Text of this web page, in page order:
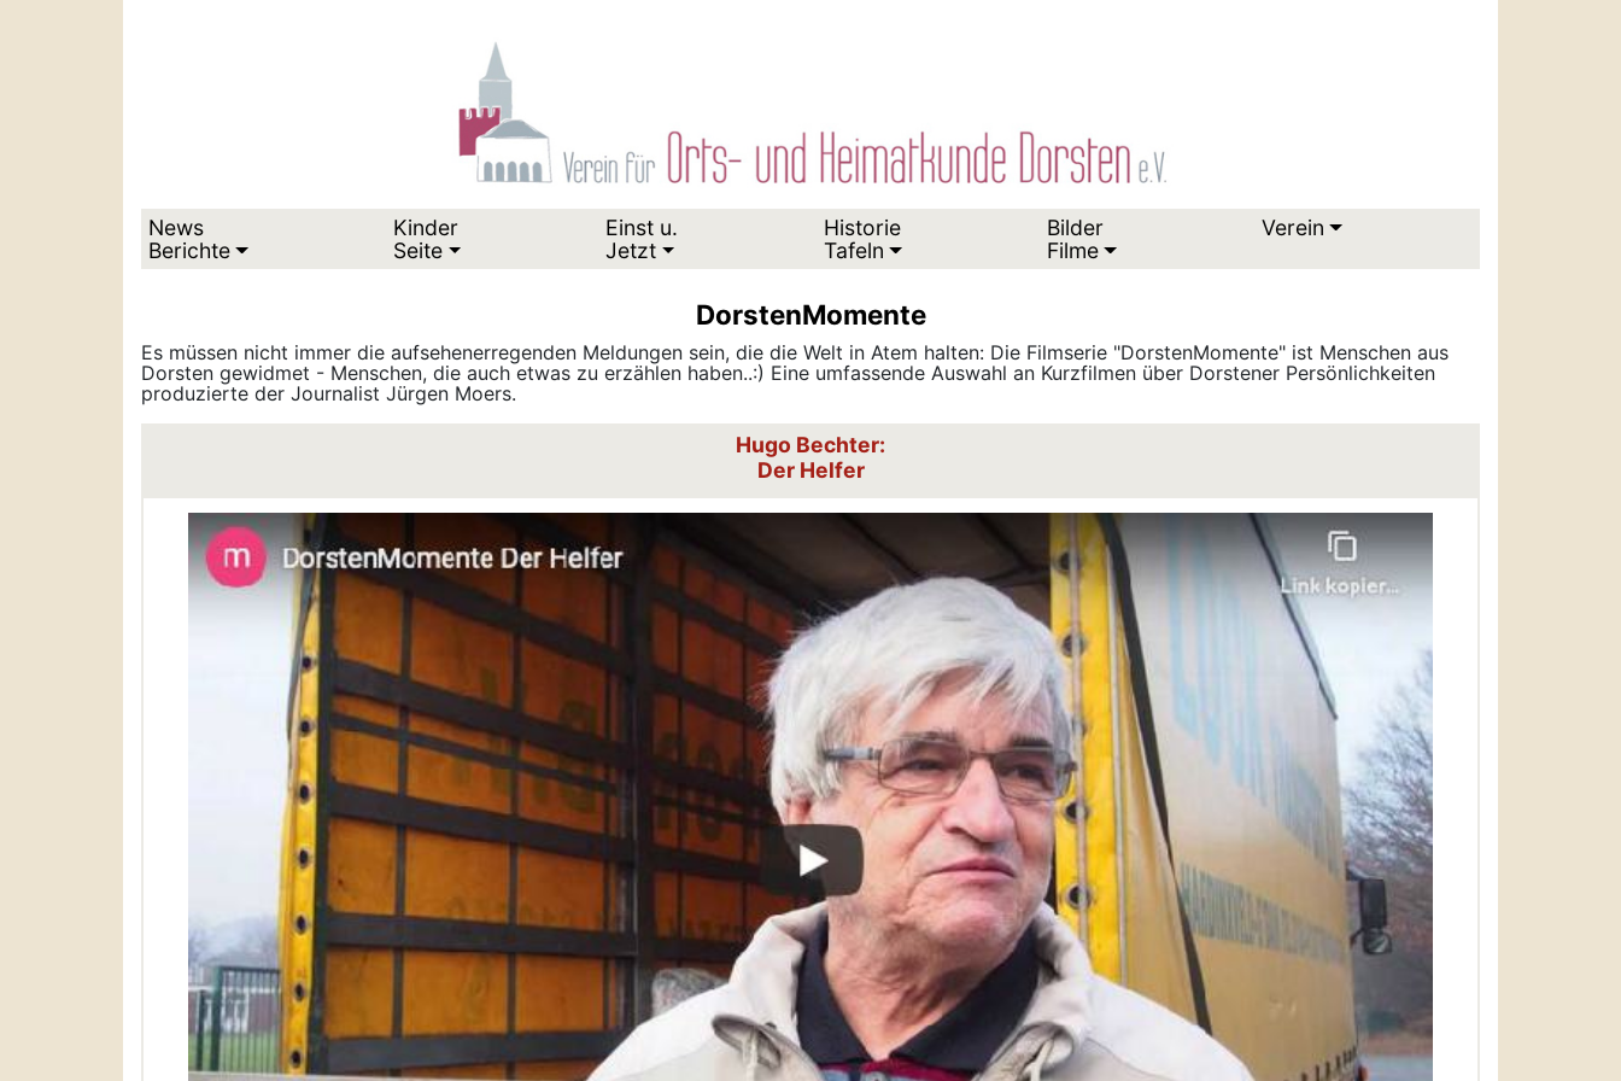
News
Berichte
Kinder
Seite
Einst u.
Jetzt
Historie
Tafeln
Bilder
Filme
Verein
DorstenMomente
Es müssen nicht immer die aufsehenerregenden Meldungen sein, die die Welt in Atem halten: Die Filmserie "DorstenMomente" ist Menschen aus
Dorsten gewidmet - Menschen, die auch etwas zu erzählen haben..:) Eine umfassende Auswahl an Kurzfilmen über Dorstener Persönlichkeiten
produzierte der Journalist Jürgen Moers.
Hugo Bechter:
Der Helfer